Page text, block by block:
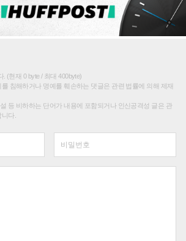
(현재 0 byte / 최대 400byte)
침해하거나 명예를 훼손하는 댓글은 관련 법률에 의해 제재
등 비하하는 단어가 내용에 포함되거나 인신공격성 글은 관
다.